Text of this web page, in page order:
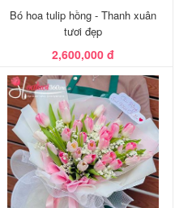
Bó hoa tulip hồng - Thanh xuân
tươi đẹp
2,600,000 đ